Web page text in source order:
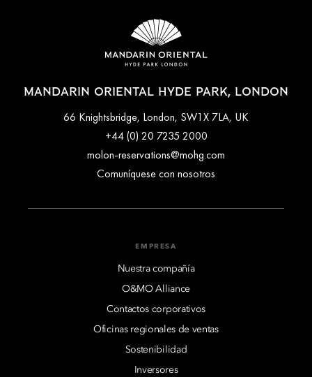
MANDARIN ORIENTAL HYDE PARK, LONDON
66 Knightsbridge, London, SW1X 7LA, UK
+44 (0) 20 7235 2000
molon-reservations@mohg.com
Comuníquese con nosotros
EMPRESA
Nuestra compañía
O&MO Alliance
Contactos corporativos
Oficinas regionales de ventas
Sostenibilidad
Inversores